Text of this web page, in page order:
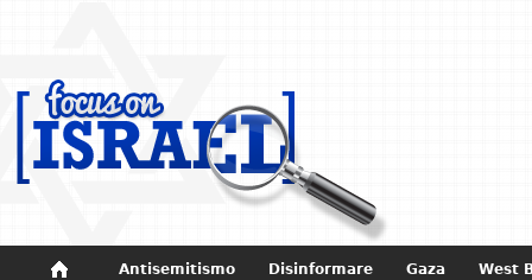
Antisemitismo Disinformare Gaza West